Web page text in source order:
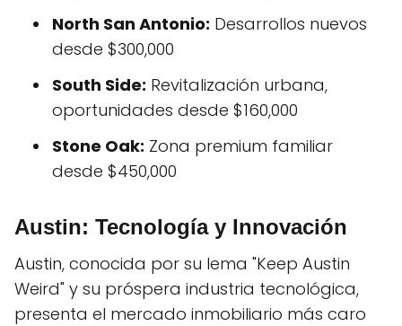
North San Antonio: Desarrollos nuevos
desde $300,000
South Side: Revitalización urbana,
oportunidades desde $160,000
Stone Oak: Zona premium familiar
desde $450,000
Austin: Tecnología y Innovación
Austin, conocida por su lema "Keep Austin
Weird" y su próspera industria tecnológica,
presenta el mercado inmobiliario más caro